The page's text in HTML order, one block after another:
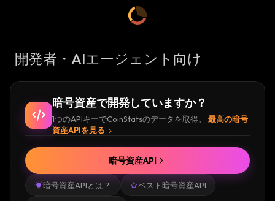
開発者・AIエージェント向け
暗号資産で開発していますか？
1つのAPIキーでCoinStatsのデータを取得。
最高の暗号
資産APIを見る
暗号資産APIとは？ ベスト暗号資産API
暗号資産API